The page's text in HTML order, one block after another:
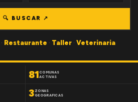
🔍 BUSCAR ↗
· Restaurante · Taller · Veterinaria
81 COMUNAS
ACTIVAS
3 ZONAS
GEOGRAFICAS